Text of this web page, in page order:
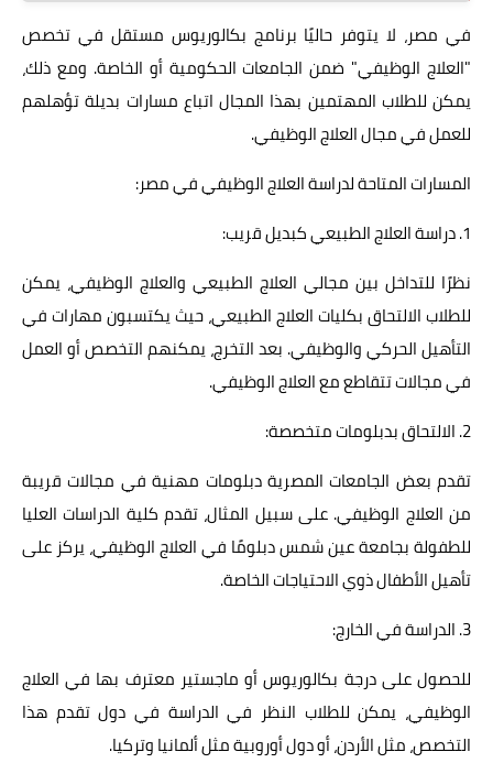
في مصر، لا يتوفر حاليًا برنامج بكالوريوس مستقل في تخصص
"العلاج الوظيفي" ضمن الجامعات الحكومية أو الخاصة. ومع ذلك،
يمكن للطلاب المهتمين بهذا المجال اتباع مسارات بديلة تؤهلهم
للعمل في مجال العلاج الوظيفي.
المسارات المتاحة لدراسة العلاج الوظيفي في مصر:
1. دراسة العلاج الطبيعي كبديل قريب:
نظرًا للتداخل بين مجالي العلاج الطبيعي والعلاج الوظيفي، يمكن
للطلاب الالتحاق بكليات العلاج الطبيعي، حيث يكتسبون مهارات في
التأهيل الحركي والوظيفي. بعد التخرج، يمكنهم التخصص أو العمل
في مجالات تتقاطع مع العلاج الوظيفي.
2. الالتحاق بدبلومات متخصصة:
تقدم بعض الجامعات المصرية دبلومات مهنية في مجالات قريبة
من العلاج الوظيفي. على سبيل المثال، تقدم كلية الدراسات العليا
للطفولة بجامعة عين شمس دبلومًا في العلاج الوظيفي، يركز على
تأهيل الأطفال ذوي الاحتياجات الخاصة.
3. الدراسة في الخارج:
للحصول على درجة بكالوريوس أو ماجستير معترف بها في العلاج
الوظيفي، يمكن للطلاب النظر في الدراسة في دول تقدم هذا
التخصص، مثل الأردن، أو دول أوروبية مثل ألمانيا وتركيا.